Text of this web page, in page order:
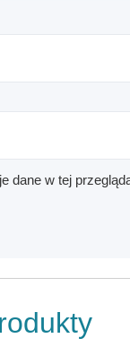
dane w tej